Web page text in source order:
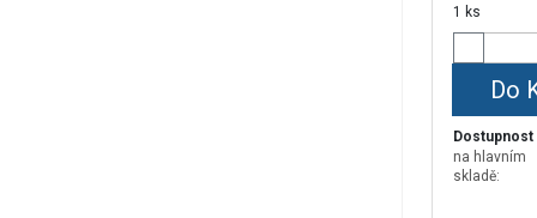
1 ks
Do
Dostupnost
na hlavním
skladě: